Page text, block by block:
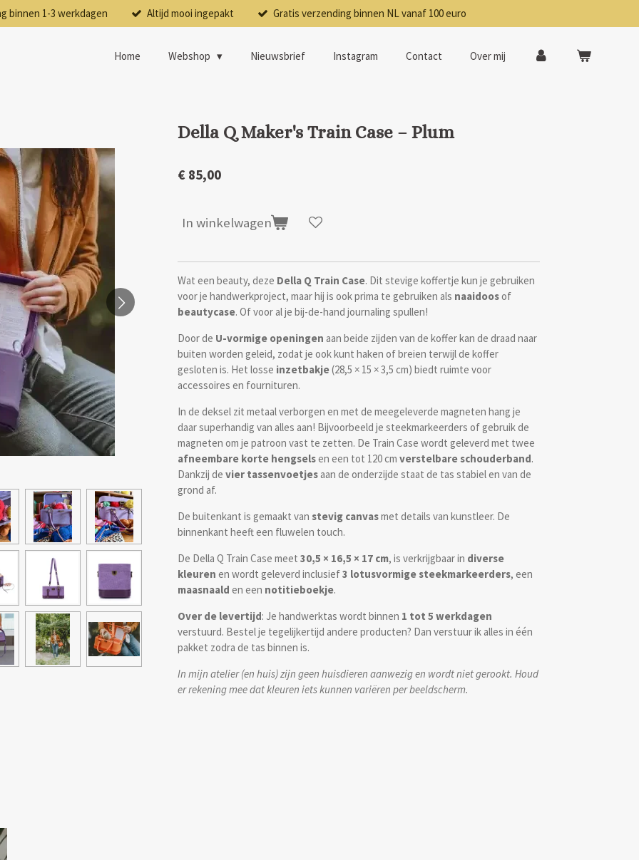
binnen 1-3 werkdagen Altijd mooi ingepakt Gratis verzending binnen NL vanaf 100 euro
Home Webshop Nieuwsbrief Instagram Contact Over mij
Della Q Maker's Train Case – Plum
€ 85,00
In winkelwagen
Wat een beauty, deze Della Q Train Case. Dit stevige koffertje kun je gebruiken
voor je handwerkproject, maar hij is ook prima te gebruiken als naaidoosof
beautycase. Of voor al je bij-de-hand journaling spullen!
Door de U-vormige openingen aan beide zijden van de koffer kan de draad naar
buiten worden geleid, zodat je ook kunt haken of breien terwijl de koffer
gesloten is. Het losse inzetbakje(28,5 × 15 × 3,5 cm) biedt ruimte voor
accessoires en fournituren.
In de deksel zit metaal verborgen en met de meegeleverde magneten hang je
daar superhandig van alles aan! Bijvoorbeeld je steekmarkeerders of gebruik de
magneten om je patroon vast te zetten. De Train Case wordt geleverd met twee
afneembare korte hengselsen een tot 120 cm verstelbare schouderband.
Dankzij de vier tassenvoetjes aan de onderzijde staat de tas stabiel en van de
grond af.
De buitenkant is gemaakt van stevig canvasmet details van kunstleer. De
binnenkant heeft een fluwelen touch.
De Della Q Train Case meet 30,5 × 16,5 × 17 cm, is verkrijgbaar in diverse
kleuren en wordt geleverd inclusief3 lotusvormige steekmarkeerders, een
maasnaald en een notitieboekje.
Over de levertijd: Je handwerktas wordt binnen 1 tot 5 werkdagen
verstuurd. Bestel je tegelijkertijd andere producten? Dan verstuur ik alles in één
pakket zodra de tas binnen is.
In mijn atelier (en huis) zijn geen huisdieren aanwezig en wordt niet gerookt. Houd
er rekening mee dat kleuren iets kunnen variëren per beeldscherm.